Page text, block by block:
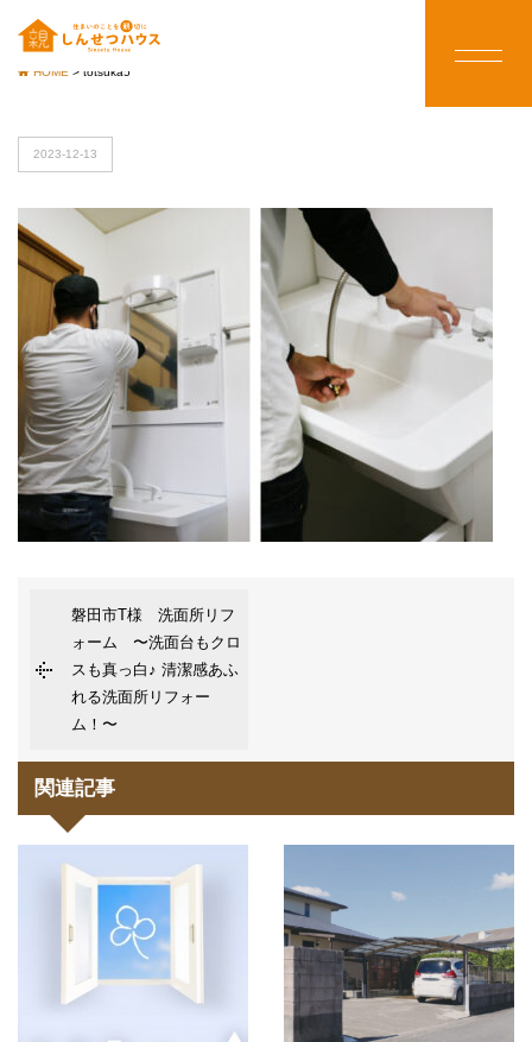
HOME > totsuka5
2023-12-13
磐田市T様 洗面所リフ
ォーム 〜洗面台もクロ
スも真っ白♪ 清潔感あふ
れる洗面所リフォー
ム！〜
関連記事